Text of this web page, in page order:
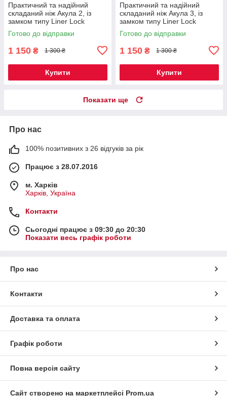
Практичний та надійний
складаний ніж Акула 2, із
замком типу Liner Lock
Готово до відправки
1 150 ₴ 1 300 ₴
Купити
Практичний та надійний
складаний ніж Акула 3, із
замком типу Liner Lock
Готово до відправки
1 150 ₴ 1 300 ₴
Купити
Показати ще
Про нас
100% позитивних з 26 відгуків за рік
Працює з 28.07.2016
м. Харків
Харків, Україна
Контакти
Сьогодні працює з 09:30 до 20:30
Показати весь графік роботи
Про нас
Контакти
Доставка та оплата
Графік роботи
Повна версія сайту
Сайт створено на маркетплейсі Prom.ua